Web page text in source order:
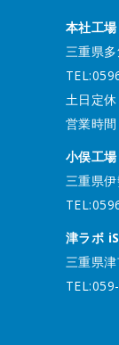
本社工場
三重県
土日定
営業時
小俣工場
三重県
津ラボ
三重県